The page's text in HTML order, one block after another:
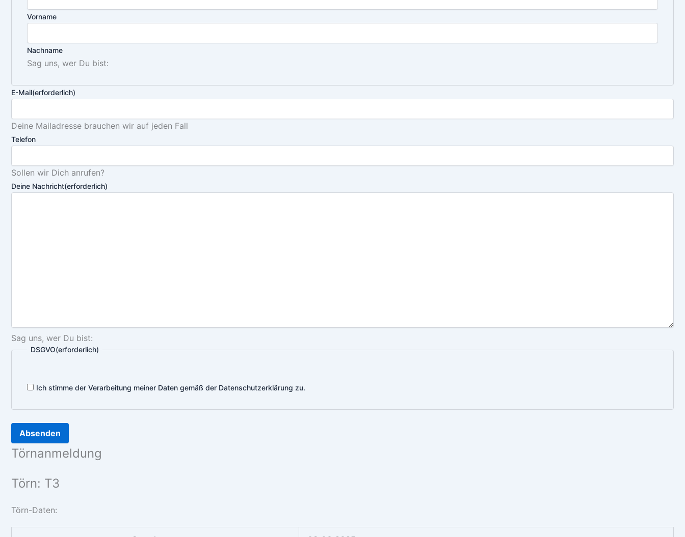
Vorname
Nachname
Sag uns, wer Du bist:
E-Mail(erforderlich)
Deine Mailadresse brauchen wir auf jeden Fall
Telefon
Sollen wir Dich anrufen?
Deine Nachricht(erforderlich)
Sag uns, wer Du bist:
DSGVO(erforderlich)
Ich stimme der Verarbeitung meiner Daten gemäß der Datenschutzerklärung zu.
Törnanmeldung
Törn: T3
Törn-Daten: